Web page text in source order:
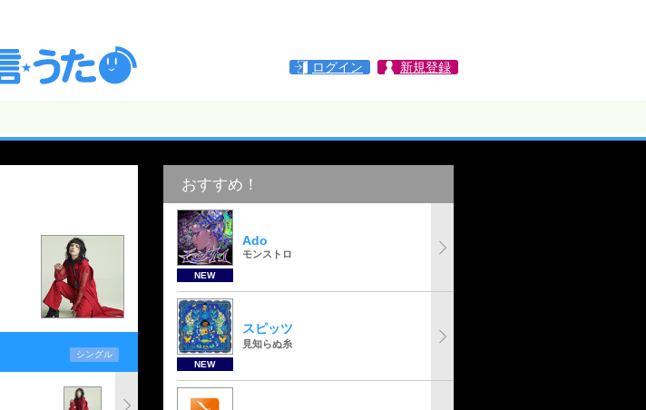
ログイン 新規登録
シングル
おすすめ！
NEW
Ado
モンストロ
NEW
スピッツ
見知らぬ糸